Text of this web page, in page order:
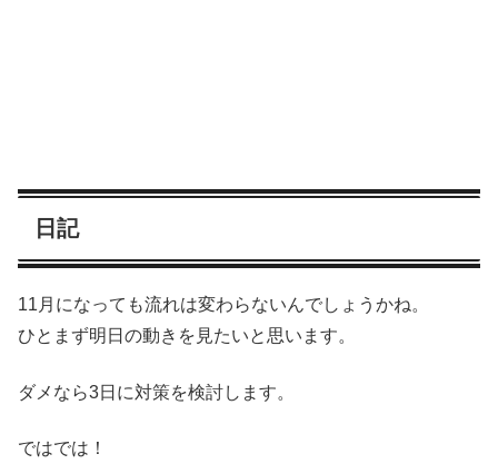
日記
11月になっても流れは変わらないんでしょうかね。
ひとまず明日の動きを見たいと思います。
ダメなら3日に対策を検討します。
ではでは！